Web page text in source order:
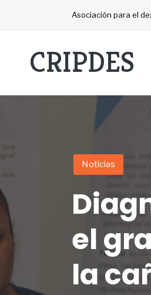
Asociación para el
CRIPDES
Noticias
el
la